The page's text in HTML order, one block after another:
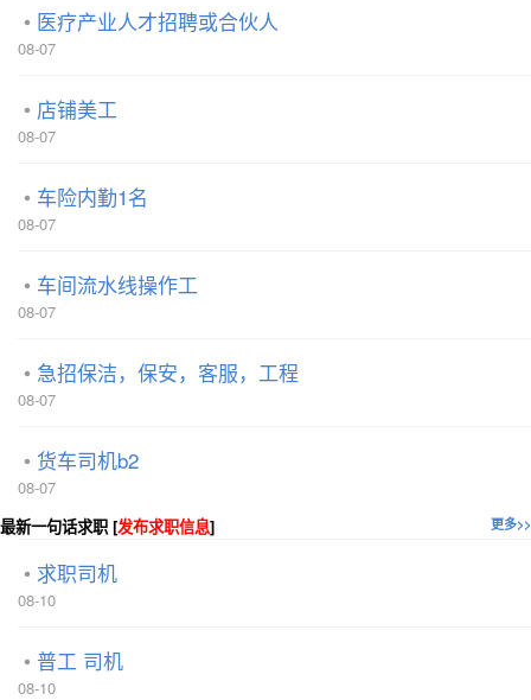
医疗产业人才招聘或合伙人
08-07
店铺美工
08-07
车险内勤1名
08-07
车间流水线操作工
08-07
急招保洁，保安，客服，工程
08-07
货车司机b2
08-07
更多>>
最新一句话求职 [发布求职信息]
求职司机
08-10
普工 司机
08-10